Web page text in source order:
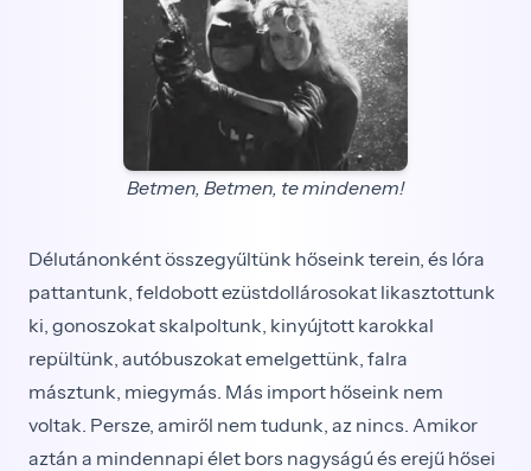
Betmen, Betmen, te mindenem!
Délutánonként összegyűltünk hőseink terein, és lóra
pattantunk, feldobott ezüstdollárosokat likasztottunk
ki, gonoszokat skalpoltunk, kinyújtott karokkal
repültünk, autóbuszokat emelgettünk, falra
másztunk, miegymás. Más import hőseink nem
voltak. Persze, amiről nem tudunk, az nincs. Amikor
aztán a mindennapi élet bors nagyságú és erejű hősei